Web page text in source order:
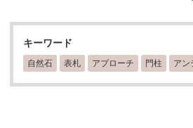
キーワード
自然石 表札 アプローチ 門柱 アン